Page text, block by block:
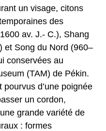
un visage, citons
des
av. J.- C.), Shang
et Song du Nord (960–
conservées au
(TAM) de Pékin.
d’une poignée
un cordon,
grande variété de
: formes